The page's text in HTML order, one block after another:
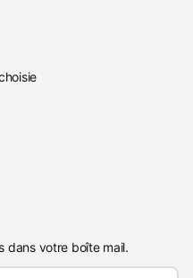
dans votre boîte mail.